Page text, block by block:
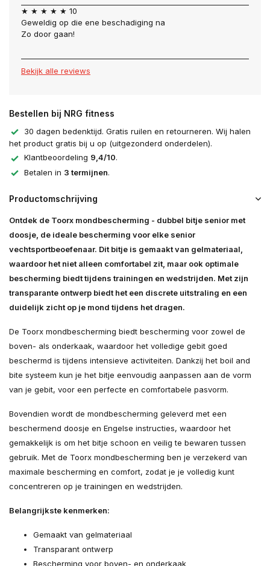
★ ★ ★ ★ ★ 10
Geweldig op die ene beschadiging na
Zo door gaan!
Bekijk alle reviews
Bestellen bij NRG fitness
30 dagen bedenktijd. Gratis ruilen en retourneren. Wij halen
het product gratis bij u op (uitgezonderd onderdelen).
Klantbeoordeling 9,4/10.
Betalen in 3 termijnen.
Productomschrijving
Ontdek de Toorx mondbescherming - dubbel bitje senior met
doosje, de ideale bescherming voor elke senior
vechtsportbeoefenaar. Dit bitje is gemaakt van gelmateriaal,
waardoor het niet alleen comfortabel zit, maar ook optimale
bescherming biedt tijdens trainingen en wedstrijden. Met zijn
transparante ontwerp biedt het een discrete uitstraling en een
duidelijk zicht op je mond tijdens het dragen.
De Toorx mondbescherming biedt bescherming voor zowel de
boven- als onderkaak, waardoor het volledige gebit goed
beschermd is tijdens intensieve activiteiten. Dankzij het boil and
bite systeem kun je het bitje eenvoudig aanpassen aan de vorm
van je gebit, voor een perfecte en comfortabele pasvorm.
Bovendien wordt de mondbescherming geleverd met een
beschermend doosje en Engelse instructies, waardoor het
gemakkelijk is om het bitje schoon en veilig te bewaren tussen
gebruik. Met de Toorx mondbescherming ben je verzekerd van
maximale bescherming en comfort, zodat je je volledig kunt
concentreren op je trainingen en wedstrijden.
Belangrijkste kenmerken:
Gemaakt van gelmateriaal
Transparant ontwerp
Bescherming voor boven- en onderkaak